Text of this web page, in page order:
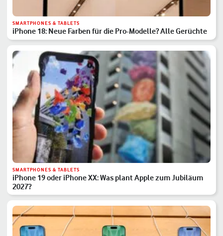
SMARTPHONES & TABLETS
iPhone 18: Neue Farben für die Pro-Modelle? Alle Gerüchte
SMARTPHONES & TABLETS
iPhone 19 oder iPhone XX: Was plant Apple zum Jubiläum
2027?